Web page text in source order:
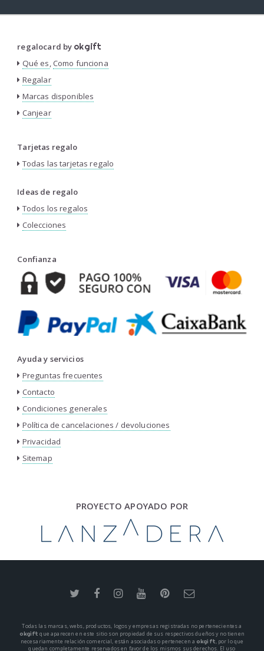
regalocard by okgift
Qué es, Como funciona
Regalar
Marcas disponibles
Canjear
Tarjetas regalo
Todas las tarjetas regalo
Ideas de regalo
Todos los regalos
Colecciones
Confianza
Ayuda y servicios
Preguntas frecuentes
Contacto
Condiciones generales
Política de cancelaciones / devoluciones
Privacidad
Sitemap
PROYECTO APOYADO POR
Todas las marcas, webs, productos, logos y empresas registradas no pertenecientes a
okgift que aparecen en este sitio son propiedad de sus respectivos dueños y no tienen
necesariamente relación comercial, están asociadas o pertenecen a okgift, por lo que
quedan completamente reservados en favor de los mismos sus derechos. El uso